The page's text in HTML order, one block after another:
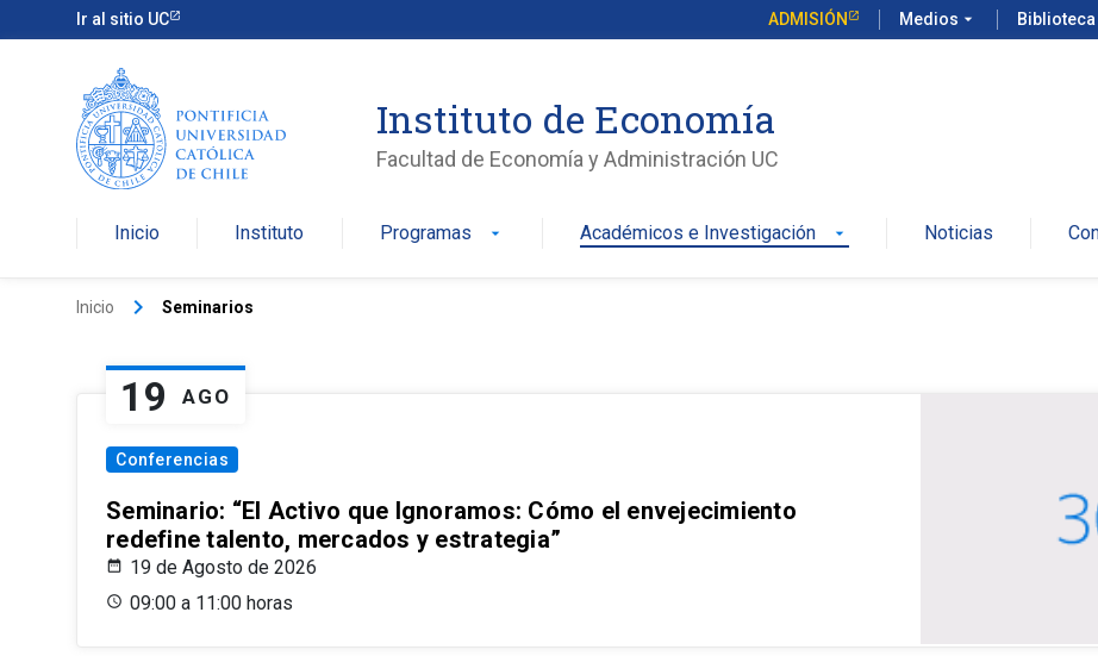
Ir al sitio UC ADMISIÓN Medios arrow_drop_down Biblioteca
Instituto de Economía
Facultad de Economía y Administración UC
Inicio Instituto Programas arrow_drop_down Académicos e Investigación arrow_drop_down Noticias
Inicio keyboard_arrow_right Seminarios
19 AGO
Conferencias
Seminario: “El Activo que Ignoramos: Cómo el envejecimiento
redefine talento, mercados y estrategia”
19 de Agosto de 2026
09:00 a 11:00 horas